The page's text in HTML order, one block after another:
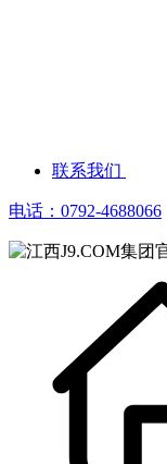
联系我们
电话：0792-4688066